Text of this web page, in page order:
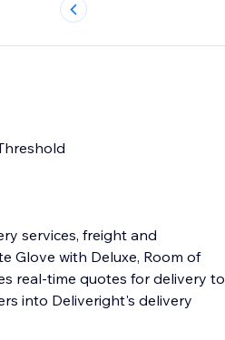
services, freight and
real-time quotes for delivery to
into Deliveright's delivery